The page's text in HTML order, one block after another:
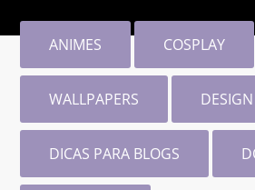
ANIMES COSPLAY
WALLPAPERS DESIGN
DICAS PARA BLOGS